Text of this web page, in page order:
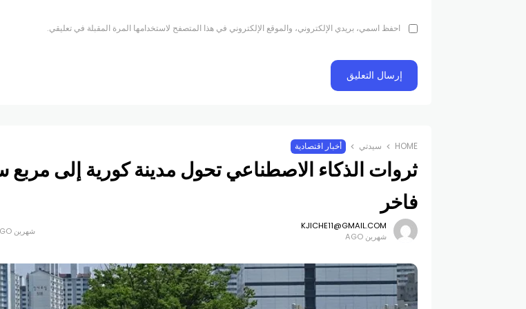
احفظ اسمي، بريدي الإلكتروني، والموقع الإلكتروني في هذا المتصفح لاستخدامها المرة المقبلة في تعليقي.
HOME سيدتي أخبار اقتصادية
ثروات الذكاء الاصطناعي تحول مدينة كورية إلى
فاخر
KJICHE11@GMAIL.COM
شهرين AGO
شهرين AGO